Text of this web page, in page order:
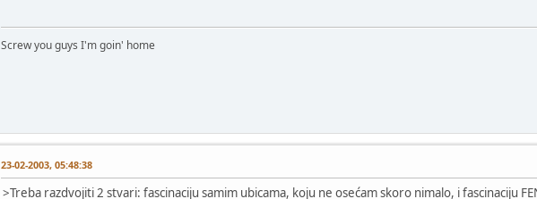
Screw you guys I'm goin' home
23-02-2003, 05:48:38
>Treba razdvojiti 2 stvari: fascinaciju samim ubicama, koju ne osećam skoro nimalo, i fascinaciju